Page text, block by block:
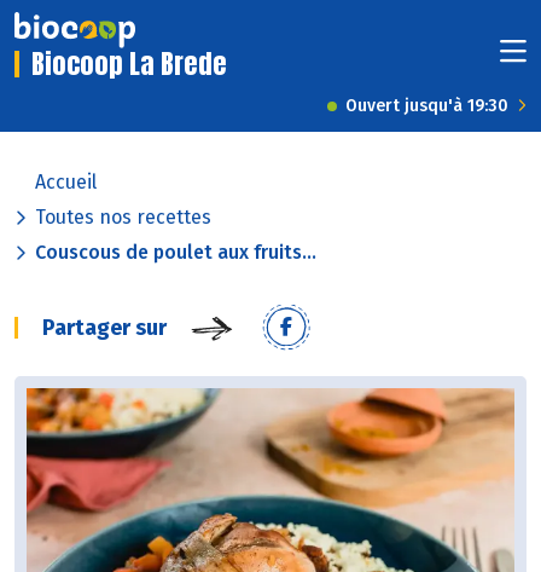
Biocoop La Brede
Ouvert jusqu'à 19:30
Accueil
Toutes nos recettes
Couscous de poulet aux fruits...
Partager sur